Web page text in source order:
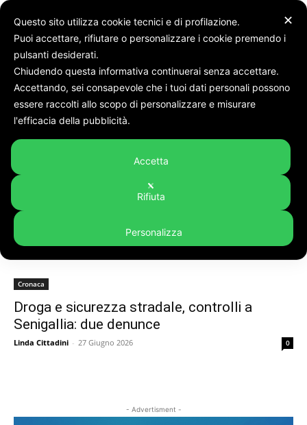
Sicurezza stradale
Tag:sicurezza stradale
Cronaca
Droga e sicurezza stradale, controlli a
Senigallia: due denunce
Linda Cittadini - 27 Giugno 2026 0
- Advertisment -
✕
Questo sito utilizza cookie tecnici e di profilazione.
Puoi accettare, rifiutare o personalizzare i cookie premendo i
pulsanti desiderati.
Chiudendo questa informativa continuerai senza accettare.
Accettando, sei consapevole che i tuoi dati personali possono
essere raccolti allo scopo di personalizzare e misurare
l'efficacia della pubblicità.
Accetta
Rifiuta
Personalizza